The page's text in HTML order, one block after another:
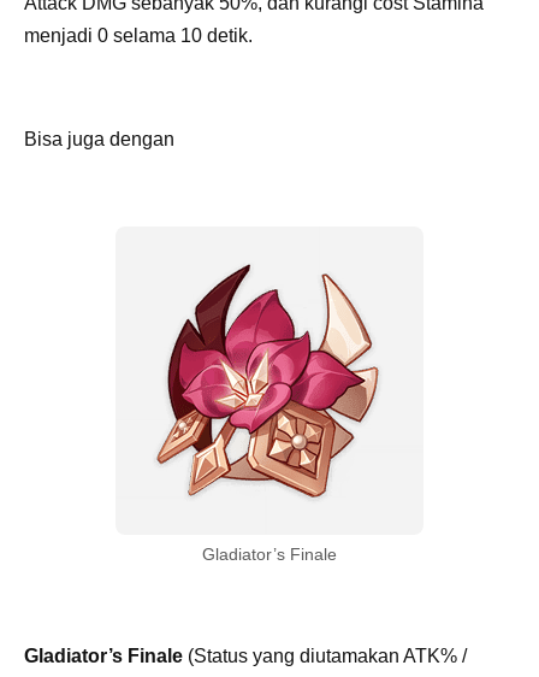
menjadi 0 selama 10 detik.
Bisa juga dengan
Gladiator’s Finale
Gladiator’s Finale (Status yang diutamakan ATK% /